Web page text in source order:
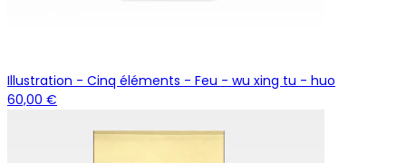
Illustration - Cinq éléments - Feu - wu xing tu - huo
60,00 €